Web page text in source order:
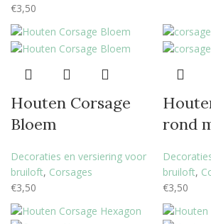
€3,50
Houten Corsage
Bloem
Decoraties en versiering voor
bruiloft, Corsages
€3,50
rond
bruiloft,
€3,50